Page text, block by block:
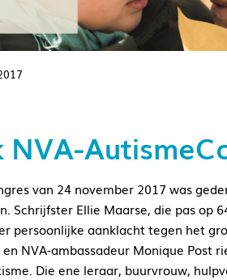
NVA-
van 24 november 2017 was
Schrijfster Ellie Maarse, die pas op
persoonlijke aanklacht tegen het
NVA-ambassadeur Monique Post
Die ene leraar, buurvrouw,